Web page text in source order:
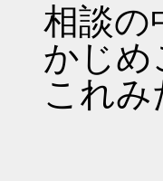
相談の
かじめ
これみ